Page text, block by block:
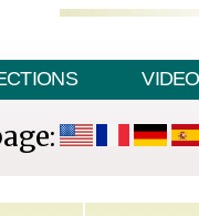
VIDEO